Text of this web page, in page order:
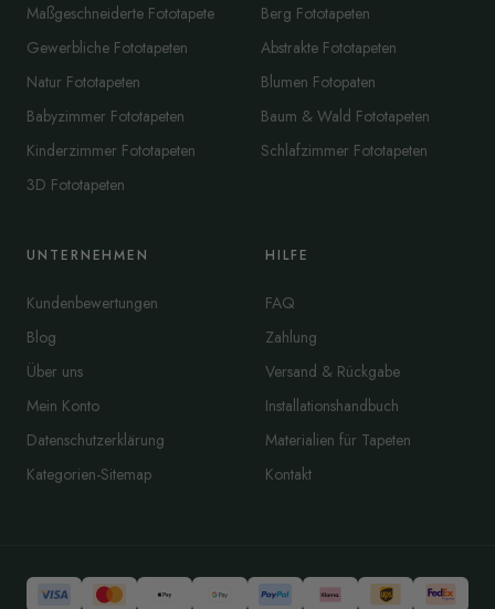
Maßgeschneiderte Fototapete
Gewerbliche Fototapeten
Natur Fototapeten
Babyzimmer Fototapeten
Kinderzimmer Fototapeten
3D Fototapeten
Berg Fototapeten
Abstrakte Fototapeten
Blumen Fotopaten
Baum & Wald Fototapeten
Schlafzimmer Fototapeten
UNTERNEHMEN
Kundenbewertungen
Blog
Über uns
Mein Konto
Datenschutzerklärung
Kategorien-Sitemap
HILFE
FAQ
Zahlung
Versand & Rückgabe
Installationshandbuch
Materialien für Tapeten
Kontakt